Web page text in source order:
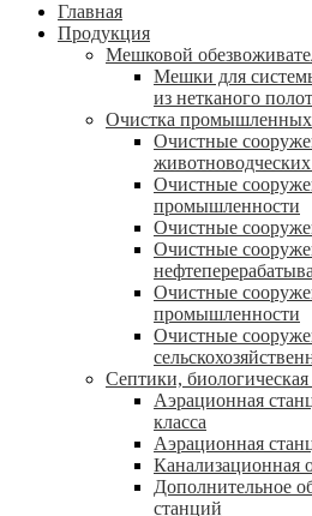
Главная
Продукция
Мешковой
Мешки для
из нетканого
Очистка
Очистные
Очистные
промышленности
Очистные
Очистные
Очистные
промышленности
Очистные
Септики, биологическая
Аэрационная
класса
Аэрационная
Канализационная
Дополнительное
станций